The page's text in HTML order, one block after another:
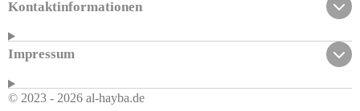
Kontaktinformationen
Impressum
© 2023 - 2026 al-hayba.de